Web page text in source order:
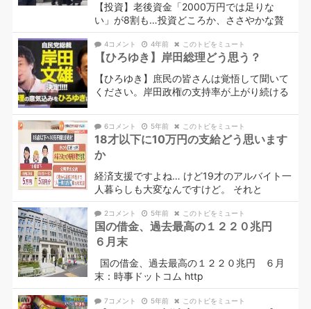
【投資】老後資金「2000万円では足りな
い」が8割も…投資どころか、ささやかな贅
4コメント 4年前 このトピをミュート
【ひろゆき】岸田総理どう思う？
【ひろゆき】庶民の皆さんは覚悟して聞いて
ください。岸田政権の支持率が上がり続ける
6コメント 5年前 このトピをミュート
18才以下に10万円の支給どう思います
か
経済支援ですよね… けど19才のアルバイト一
人暮らしも大変なんですけど。 それと
2コメント 5年前 このトピをミュート
国の借金、過去最高の１２２０兆円
６月末
国の借金、過去最高の１２２０兆円 ６月
末：時事ドットコム http
7コメント 5年前 このトピをミュート